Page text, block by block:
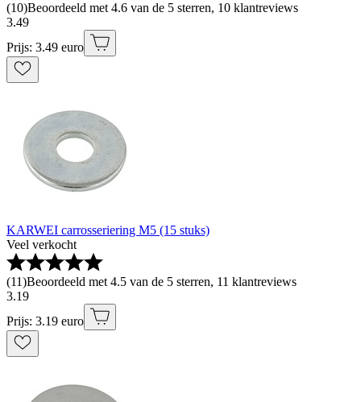
(10)Beoordeeld met 4.6 van de 5 sterren, 10 klantreviews
3.49
Prijs: 3.49 euro
KARWEI carrosseriering M5 (15 stuks)
Veel verkocht
(11)Beoordeeld met 4.5 van de 5 sterren, 11 klantreviews
3.19
Prijs: 3.19 euro